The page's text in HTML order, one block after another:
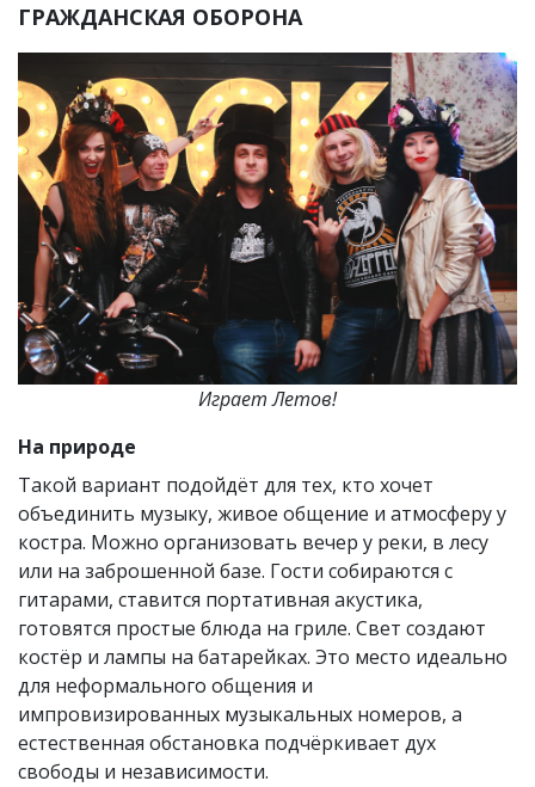
ГРАЖДАНСКАЯ ОБОРОНА
Играет Летов!
На природе
Такой вариант подойдёт для тех, кто хочет
объединить музыку, живое общение и атмосферу у
костра. Можно организовать вечер у реки, в лесу
или на заброшенной базе. Гости собираются с
гитарами, ставится портативная акустика,
готовятся простые блюда на гриле. Свет создают
костёр и лампы на батарейках. Это место идеально
для неформального общения и
импровизированных музыкальных номеров, а
естественная обстановка подчёркивает дух
свободы и независимости.